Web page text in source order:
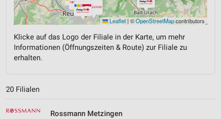
Leaflet | ©OpenStreetMapcontributors
Klicke auf das Logo der Filiale in der Karte, um mehr
Informationen (Öffnungszeiten & Route) zur Filiale zu
erhalten.
20 Filialen
Rossmann Metzingen